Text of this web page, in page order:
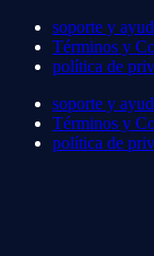
soporte y
Términos y
política de
soporte y
Términos y
política de